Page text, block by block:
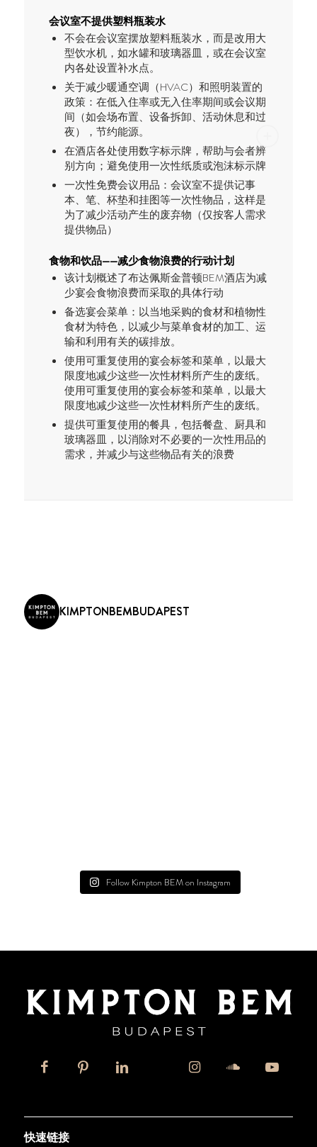
会议室不提供塑料瓶装水
不会在会议室摆放塑料瓶装水，而是改用大
型饮水机，如水罐和玻璃器皿，或在会议室
内各处设置补水点。
关于减少暖通空调（HVAC）和照明装置的
政策：在低入住率或无入住率期间或会议期
间（如会场布置、设备拆卸、活动休息和过
夜），节约能源。
在酒店各处使用数字标示牌，帮助与会者辨
别方向；避免使用一次性纸质或泡沫标示牌
一次性免费会议用品：会议室不提供记事
本、笔、杯垫和挂图等一次性物品，这样是
为了减少活动产生的废弃物（仅按客人需求
提供物品）
食物和饮品——减少食物浪费的行动计划
该计划概述了布达佩斯金普顿BEM酒店为减
少宴会食物浪费而采取的具体行动
备选宴会菜单：以当地采购的食材和植物性
食材为特色，以减少与菜单食材的加工、运
输和利用有关的碳排放。
使用可重复使用的宴会标签和菜单，以最大
限度地减少这些一次性材料所产生的废纸。
使用可重复使用的宴会标签和菜单，以最大
限度地减少这些一次性材料所产生的废纸。
提供可重复使用的餐具，包括餐盘、厨具和
玻璃器皿，以消除对不必要的一次性用品的
需求，并减少与这些物品有关的浪费
KIMPTONBEMBUDAPEST
Follow Kimpton BEM on Instagram
快速链接